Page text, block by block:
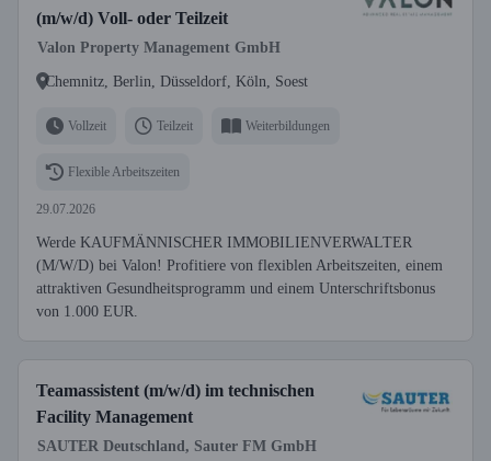
(m/w/d) Voll- oder Teilzeit
Valon Property Management GmbH
Chemnitz, Berlin, Düsseldorf, Köln, Soest
Vollzeit Teilzeit Weiterbildungen
Flexible Arbeitszeiten
29.07.2026
Werde KAUFMÄNNISCHER IMMOBILIENVERWALTER
(M/W/D) bei Valon! Profitiere von flexiblen Arbeitszeiten, einem
attraktiven Gesundheitsprogramm und einem Unterschriftsbonus
von 1.000 EUR.
Teamassistent (m/w/d) im technischen
Facility Management
SAUTER Deutschland, Sauter FM GmbH